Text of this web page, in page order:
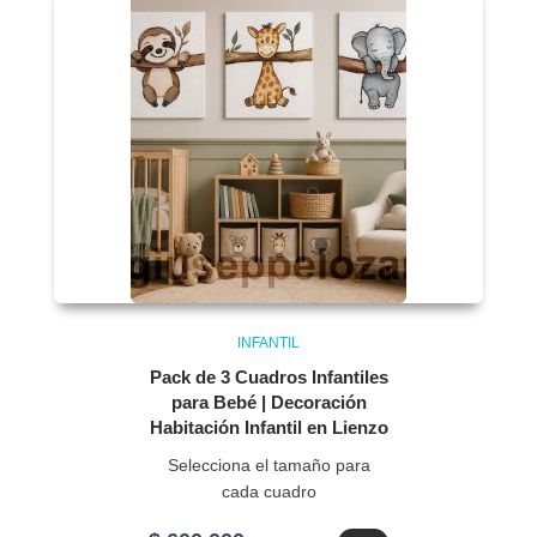
INFANTIL
Pack de 3 Cuadros Infantiles
para Bebé | Decoración
Habitación Infantil en Lienzo
Selecciona el tamaño para
cada cuadro